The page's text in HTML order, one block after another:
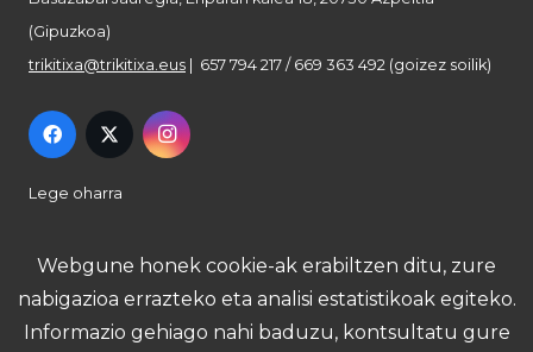
(Gipuzkoa)
trikitixa@trikitixa.eus | 657 794 217 / 669 363 492 (goizez soilik)
Lege oharra
Pribatutasun politika
Webgune honek cookie-ak erabiltzen ditu, zure
nabigazioa errazteko eta analisi estatistikoak egiteko.
Informazio gehiago nahi baduzu, kontsultatu gure